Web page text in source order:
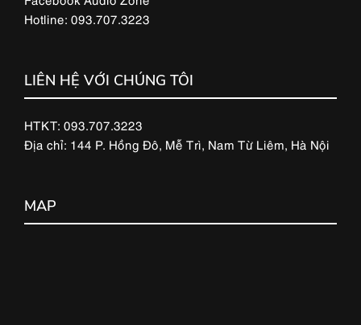
Hotline: 093.707.3223
LIÊN HỆ VỚI CHÚNG TÔI
HTKT: 093.707.3223
Địa chỉ: 144 P. Hồng Đô, Mễ Trì, Nam Từ Liêm, Hà Nội
MAP